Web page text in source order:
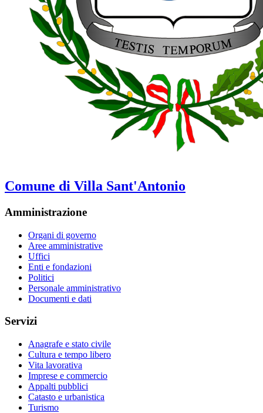
Comune di Villa Sant'Antonio
Amministrazione
Organi di governo
Aree amministrative
Uffici
Enti e fondazioni
Politici
Personale amministrativo
Documenti e dati
Servizi
Anagrafe e stato civile
Cultura e tempo libero
Vita lavorativa
Imprese e commercio
Appalti pubblici
Catasto e urbanistica
Turismo